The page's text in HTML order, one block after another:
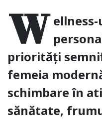
W
priorități
femeia
schimbare în
sănătate,